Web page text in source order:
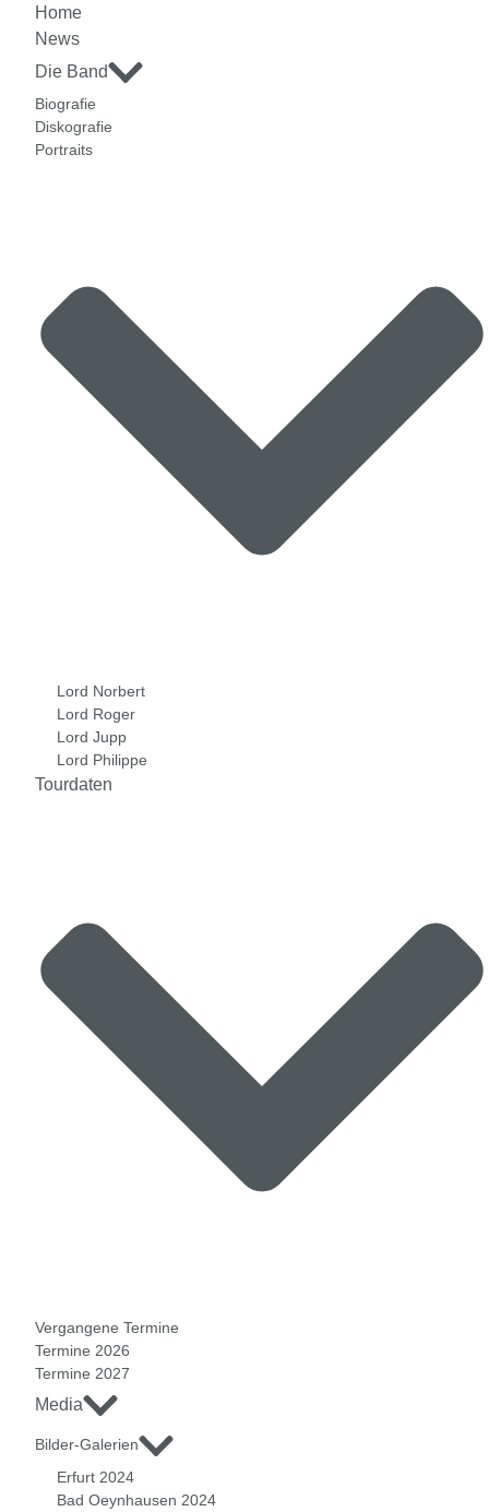
Home
News
Die Band
Biografie
Diskografie
Portraits
Lord Norbert
Lord Roger
Lord Jupp
Lord Philippe
Tourdaten
Vergangene Termine
Termine 2026
Termine 2027
Media
Bilder-Galerien
Erfurt 2024
Bad Oeynhausen 2024